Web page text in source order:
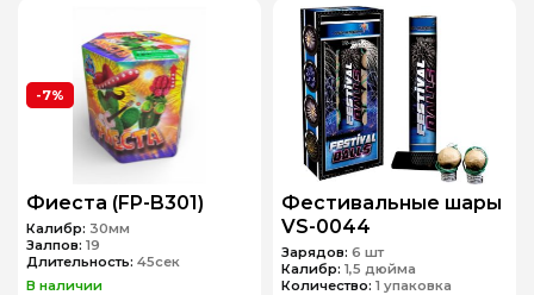
-7%
Фиеста (FP-B301)
Калибр: 30мм
Залпов: 19
Длительность: 45сек
В наличии
Фестивальные шары
VS-0044
Зарядов: 6 шт
Калибр: 1,5 дюйма
Количество: 1 упаковка